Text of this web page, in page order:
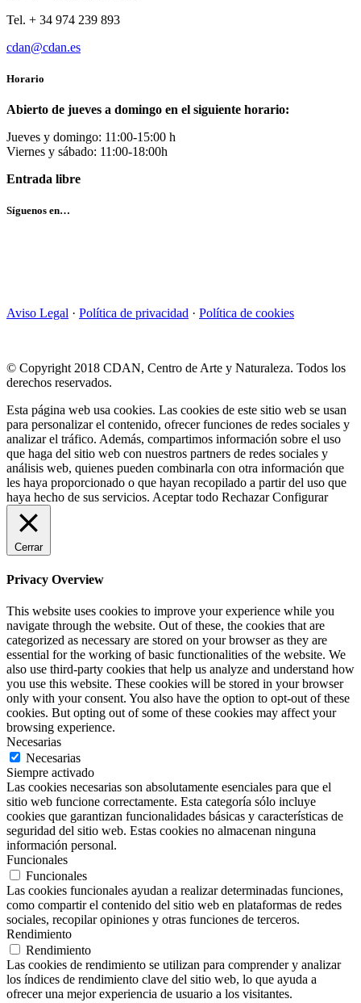
Tel. + 34 974 239 893
cdan@cdan.es
Horario
Abierto de jueves a domingo en el siguiente horario:
Jueves y domingo: 11:00-15:00 h
Viernes y sábado: 11:00-18:00h
Entrada libre
Síguenos en…
Aviso Legal · Política de privacidad · Política de cookies
© Copyright 2018 CDAN, Centro de Arte y Naturaleza. Todos los
derechos reservados.
Esta página web usa cookies. Las cookies de este sitio web se usan
para personalizar el contenido, ofrecer funciones de redes sociales y
analizar el tráfico. Además, compartimos información sobre el uso
que haga del sitio web con nuestros partners de redes sociales y
análisis web, quienes pueden combinarla con otra información que
les haya proporcionado o que hayan recopilado a partir del uso que
haya hecho de sus servicios. Aceptar todo Rechazar Configurar
Cerrar
Privacy Overview
This website uses cookies to improve your experience while you
navigate through the website. Out of these, the cookies that are
categorized as necessary are stored on your browser as they are
essential for the working of basic functionalities of the website. We
also use third-party cookies that help us analyze and understand how
you use this website. These cookies will be stored in your browser
only with your consent. You also have the option to opt-out of these
cookies. But opting out of some of these cookies may affect your
browsing experience.
Necesarias
Necesarias
Siempre activado
Las cookies necesarias son absolutamente esenciales para que el
sitio web funcione correctamente. Esta categoría sólo incluye
cookies que garantizan funcionalidades básicas y características de
seguridad del sitio web. Estas cookies no almacenan ninguna
información personal.
Funcionales
Funcionales
Las cookies funcionales ayudan a realizar determinadas funciones,
como compartir el contenido del sitio web en plataformas de redes
sociales, recopilar opiniones y otras funciones de terceros.
Rendimiento
Rendimiento
Las cookies de rendimiento se utilizan para comprender y analizar
los índices de rendimiento clave del sitio web, lo que ayuda a
ofrecer una mejor experiencia de usuario a los visitantes.